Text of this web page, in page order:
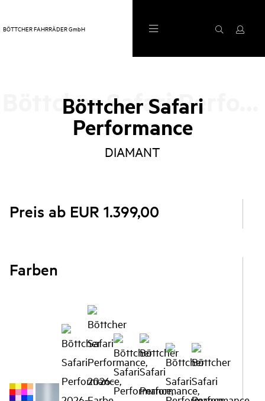
BÖTTCHER FAHRRÄDER GmbH
Böttcher Safari
Performance
DIAMANT
Preis ab EUR 1.399,00
Farben